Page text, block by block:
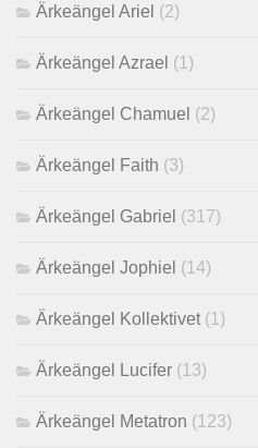
Ärkeängel Ariel (2)
Ärkeängel Azrael (1)
Ärkeängel Chamuel (2)
Ärkeängel Faith (3)
Ärkeängel Gabriel (317)
Ärkeängel Jophiel (14)
Ärkeängel Kollektivet (1)
Ärkeängel Lucifer (13)
Ärkeängel Metatron (123)